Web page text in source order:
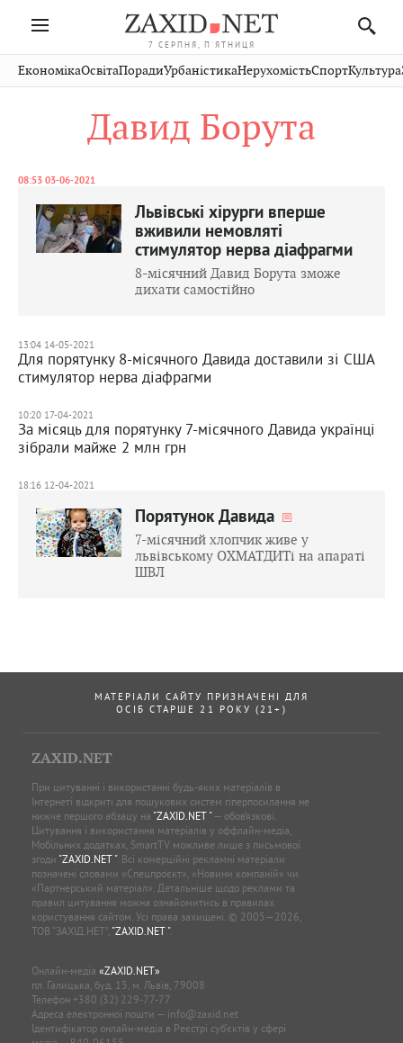
7 СЕРПНЯ, П'ЯТНИЦЯ
Івано-
Франківськ
Волинь
Рівне
Чернівці
Стрий
Хмельницький
Публікації
Авто СловкоКультура
Кіно Дім СпортКраєзнавство
ЕкономікаОсвітаПорадиУрбаністикаНерухомістьСпортКультура
Давид Борута
08:53 03-06-2021
Львівські хірурги вперше
вживили немовляті
стимулятор нерва діафрагми
8-місячний Давид Борута зможе
дихати самостійно
13:04 14-05-2021
Для порятунку 8-місячного Давида доставили зі США
стимулятор нерва діафрагми
10:20 17-04-2021
За місяць для порятунку 7-місячного Давида українці
зібрали майже 2 млн грн
18:16 12-04-2021
Порятунок Давида
7-місячний хлопчик живе у
львівському ОХМАТДИТі на апараті
ШВЛ
МАТЕРІАЛИ САЙТУ ПРИЗНАЧЕНІ ДЛЯ
ОСІБ СТАРШЕ 21 РОКУ (21+)
ZAXID.NET
При цитуванні і використанні будь-яких матеріалів в
Інтернеті відкриті для пошукових систем гіперпосилання не
нижче першого абзацу на "ZAXID.NET "— обов’язкові.
Цитування і використання матеріалів у оффлайн-медіа,
Мобільних додатках, SmartTV можливе лише з письмової
згоди "ZAXID.NET ". Всі комерційні рекламні матеріали
позначені словами «Спецпроєкт», «Новини компаній» чи
«Партнерський матеріал». Детальніше щодо реклами та
правил цитування можна ознайомитись в правилах
користування сайтом. Усі права захищені. © 2005—2026,
ТОВ “ЗАХІД.НЕТ”, "ZAXID.NET ".
Онлайн-медіа «ZAXID.NET»
пл. Галицька, буд. 15, м. Львів, 79008
Телефон +380 (32) 229-77-77
Адреса електронної пошти — info@zaxid.net
Ідентифікатор онлайн-медіа в Реєстрі суб'єктів у сфері